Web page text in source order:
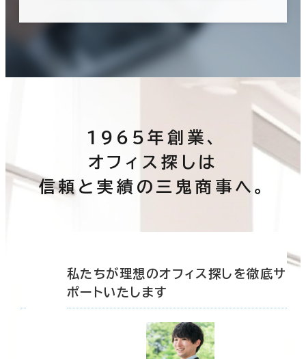
1965年創業、
オフィス探しは
信頼と実績の三鬼商事へ。
私たちが理想のオフィス探しを徹底サ
ポートいたします